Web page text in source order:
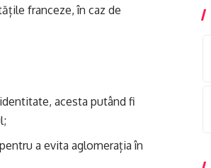
franceze, în caz de
acesta putând fi
a evita aglomerația în